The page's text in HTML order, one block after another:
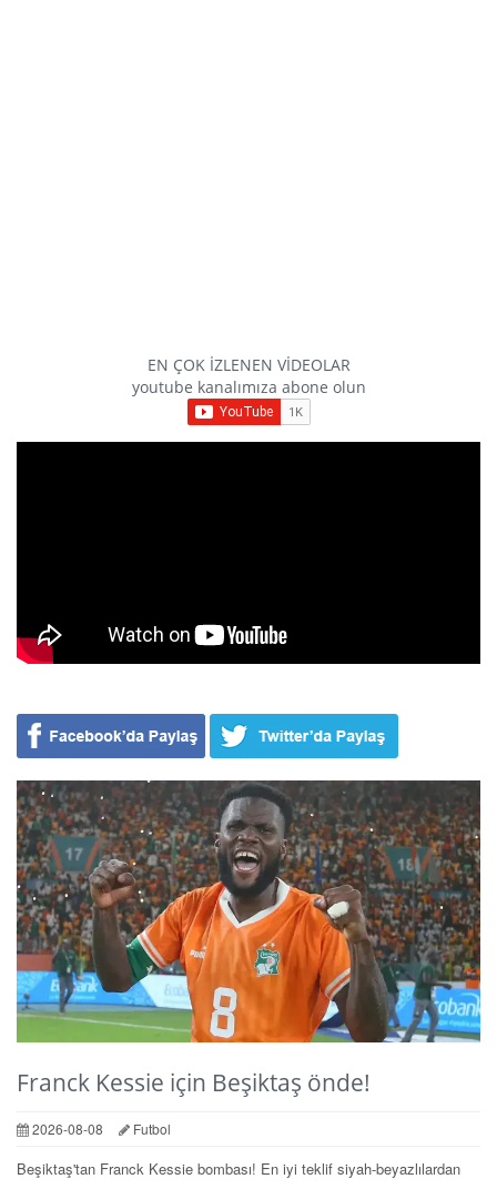
EN ÇOK İZLENEN VİDEOLAR
youtube kanalımıza abone olun
Franck Kessie için Beşiktaş önde!
2026-08-08 Futbol
Beşiktaş'tan Franck Kessie bombası! En iyi teklif siyah-beyazlılardan